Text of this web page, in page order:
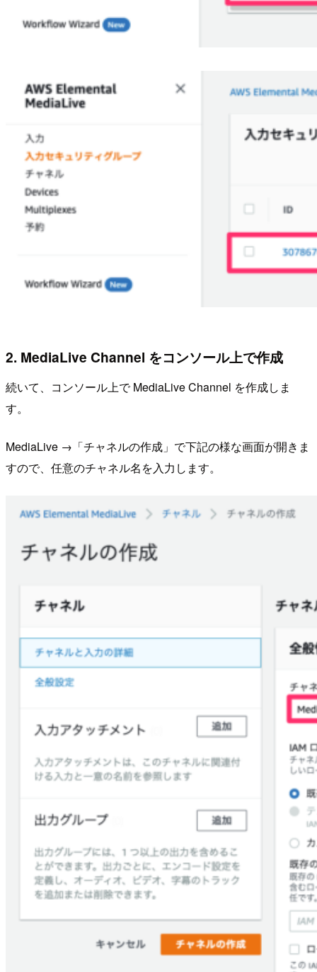
2. MediaLive Channel をコンソール上で作成
続いて、コンソール上で MediaLive Channel を作成しま
す。
MediaLive →「チャネルの作成」で下記の様な画面が開きま
すので、任意のチャネル名を入力します。